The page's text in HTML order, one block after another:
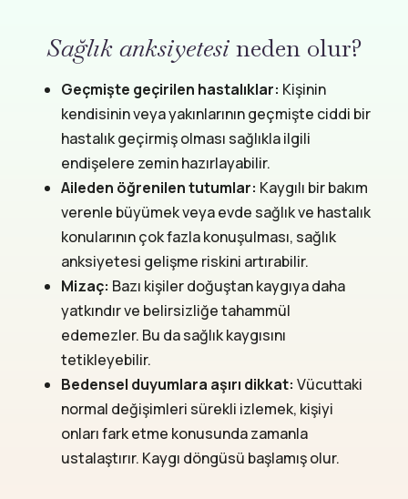
Sağlık anksiyetesineden olur?
Geçmişte geçirilen hastalıklar: Kişinin
kendisinin veya yakınlarının geçmişte ciddi bir
hastalık geçirmiş olması sağlıkla ilgili
endişelere zemin hazırlayabilir.
Aileden öğrenilen tutumlar: Kaygılı bir bakım
verenle büyümek veya evde sağlık ve hastalık
konularının çok fazla konuşulması, sağlık
anksiyetesi gelişme riskini artırabilir.
Mizaç: Bazı kişiler doğuştan kaygıya daha
yatkındır ve belirsizliğe tahammül
edemezler. Bu da sağlık kaygısını
tetikleyebilir.
Bedensel duyumlara aşırı dikkat:Vücuttaki
normal değişimleri sürekli izlemek, kişiyi
onları fark etme konusunda zamanla
ustalaştırır. Kaygı döngüsü başlamış olur.